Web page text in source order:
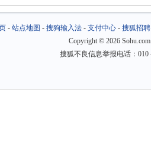
- 站点地图 - 搜狗输入法- 支付中心- 搜狐招聘
Copyright © 2026
搜狐不良信息举报电话：010